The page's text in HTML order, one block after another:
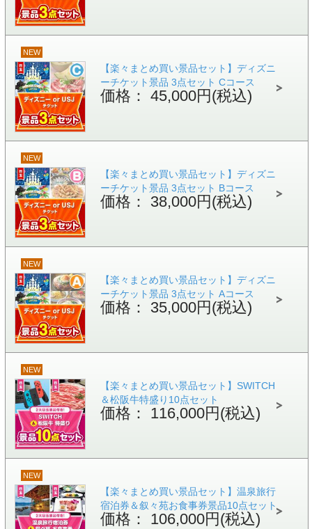
NEW
【楽々まとめ買い景品セット】ディズニ
ーチケット景品 3点セット Cコース
価格： 45,000円(税込)
NEW
【楽々まとめ買い景品セット】ディズニ
ーチケット景品 3点セット Bコース
価格： 38,000円(税込)
NEW
【楽々まとめ買い景品セット】ディズニ
ーチケット景品 3点セット Aコース
価格： 35,000円(税込)
NEW
【楽々まとめ買い景品セット】SWITCH
＆松阪牛特盛り10点セット
価格： 116,000円(税込)
NEW
【楽々まとめ買い景品セット】温泉旅行
宿泊券＆叙々苑お食事券景品10点セット
価格： 106,000円(税込)